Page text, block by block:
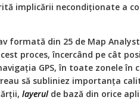
implicării necondiționate a
formată din 25 de Map
proces, încercând pe cât
GPS, în toate zonele în
să subliniez importanța
layerul de bază din orice